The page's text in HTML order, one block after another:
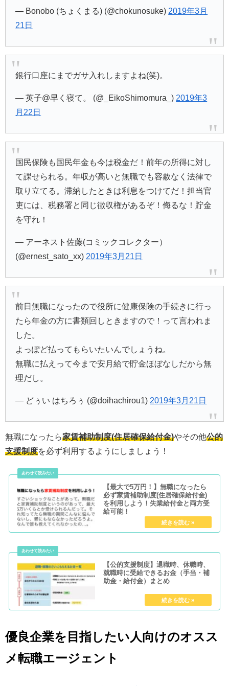
— Bonobo (ちょくまる) (@chokunosuke) 2019年3月
21日
銀行口座にまでガサ入れしますよね(笑)。
— 英子@早く寝て。 (@_EikoShimomura_) 2019年3
月22日
国民保険も国民年金も今は税金だ！前年の所得に対し
て課せられる。年収が高いと無職でも容赦なく法律で
取り立てる。滞納したときは利息をつけてだ！担当官
吏には、税務署と同じ徴収権があるぞ！侮るな！貯金
を守れ！
— アーネスト佐藤(コミックコレクター）
(@ernest_sato_xx) 2019年3月21日
前日無職になったので役所に健康保険の手続きに行っ
たら年金の方に書類回しときますので！って言われま
した。
よっぽど払ってもらいたいんでしょうね。
無職に払えって今まで安月給で貯金ほぼなしだから無
理だし。
— どぅい はちろぅ (@doihachirou1) 2019年3月21日
無職になったら家賃補助制度(住居確保給付金)やその他公的
支援制度を必ず利用するようにしましょう！
【最大で5万円！】無職になったら
必ず家賃補助制度(住居確保給付金)
を利用しよう！失業給付金と両方受
給可能！
【公的支援制度】退職時、休職時、
就職時に受給できるお金（手当・補
助金・給付金）まとめ
優良企業を目指したい人向けのオスス
メ転職エージェント